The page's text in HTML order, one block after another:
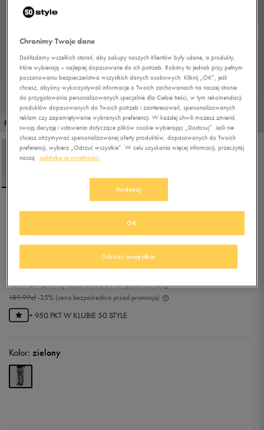
PROMO: DO -30%
REEBOK SPODNIE CL F FR
189,99zł-25% (cena bezpośrednio przed promocją)
161,49zł-12%(najniższa cena z 30 dni przed obniżką)
142,49złz Vat
+ 950 PKT W KLUBIE 50 STYLE
Kolor: zielony
Chronimy Twoje dane
Dokładamy wszelkich starań, aby zakupy naszych Klientów były udane, a produkty,
które wybierają – najlepiej dopasowane do ich potrzeb. Robimy to jednak przy pełnym
poszanowaniu bezpieczeństwa wszystkich danych osobowych. Kliknij „OK”, jeśli
chcesz, abyśmy wykorzystywali informacje o Twoich zachowaniach na naszej stronie
do przygotowania personalizowanych specjalnie dla Ciebie treści, w tym rekomendacji
produktów dopasowanych do Twoich potrzeb i zainteresowań, spersonalizowanych
reklam czy zapamiętywanie wybranych preferencji. W każdej chwili możesz zmienić
swoją decyzję i ustawienia dotyczące plików cookie wybierając „Dostosuj”. Jeśli nie
chcesz otrzymywać spersonalizowanej oferty produktów, dopasowanych do Twoich
preferencji, wybierz „Odrzuć wszystkie”. W celu uzyskania więcej informacji, przeczytaj
naszą
politykę prywatności.
Dostosuj
Odrzuć wszystkie
OK